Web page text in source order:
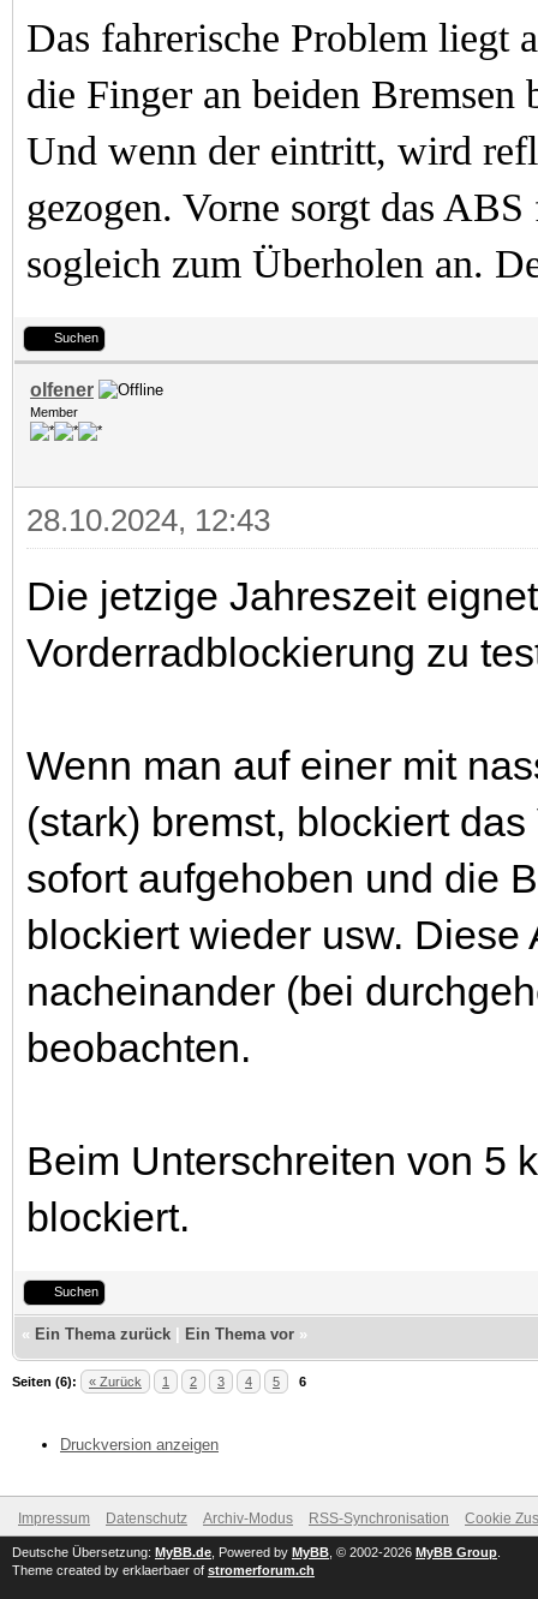
Das fahrerische Problem liegt
die Finger an beiden
Und wenn der eintritt, wird
gezogen. Vorne sorgt das
sogleich zum Überholen an.
Suchen
olfener
Member
28.10.2024, 12:43
Die jetzige Jahreszeit
Vorderradblockierung zu
Wenn man auf einer mit
(stark) bremst, blockiert
sofort aufgehoben und die
blockiert wieder usw.
nacheinander (bei
beobachten.
Beim Unterschreiten von 5
blockiert.
Suchen
« Ein Thema zurück Ein Thema vor »
Seiten (6): « Zurück 1 2 3 4 5 6
Druckversion anzeigen
Impressum Datenschutz Archiv-Modus RSS-Synchronisation Cookie
Deutsche Übersetzung: MyBB.de , Powered by MyBB , © 2002-2026 MyBB Group
Theme created by erklaerbaer of stromerforum.ch